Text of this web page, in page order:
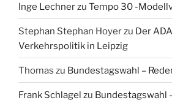
Inge Lechnerzu Tempo 30 -
Stephan Stephan Hoyerzu Der
Verkehrspolitik in Leipzig
Thomas zu Bundestagswahl –
Frank Schlagel zu Bundestagswahl